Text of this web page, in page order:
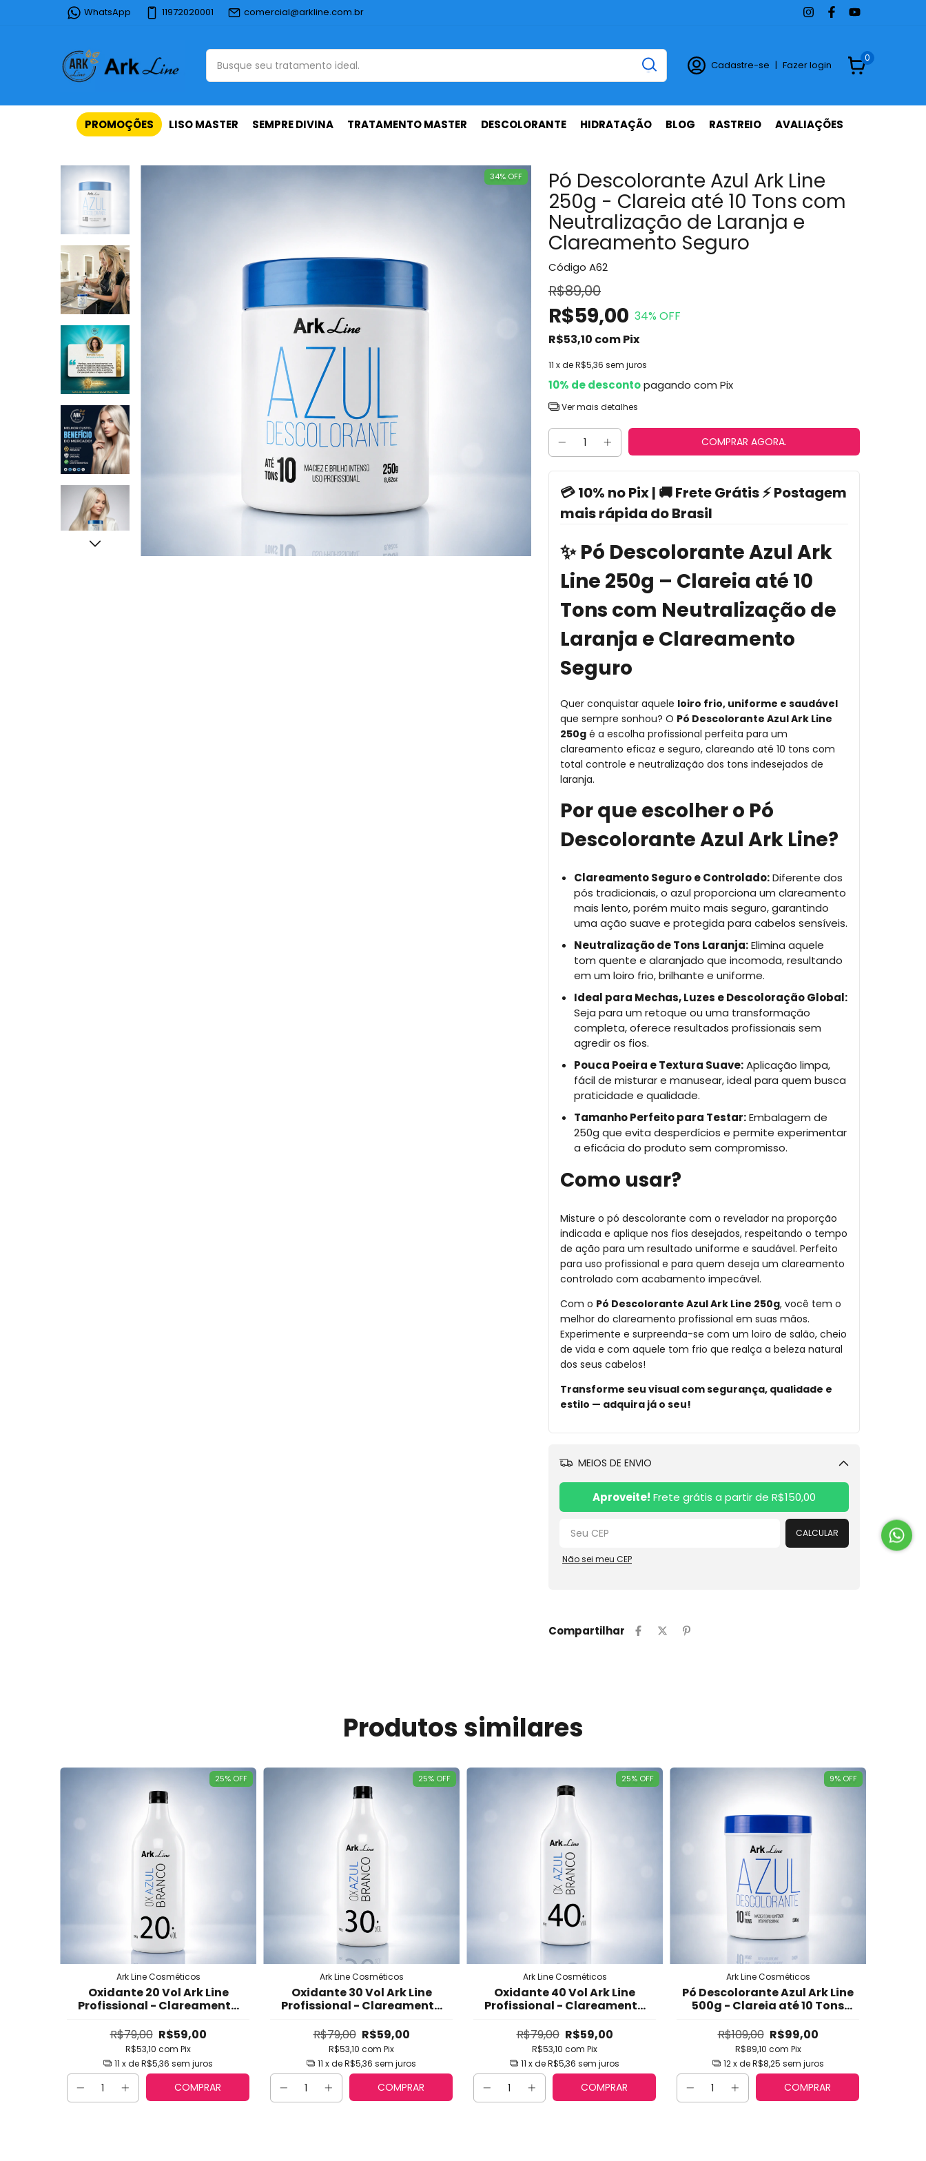
WhatsApp 11972020001 comercial@arkline.com.br
Cadastre-se | Fazer login
0
PROMOÇÕES LISO MASTER SEMPRE DIVINA TRATAMENTO MASTER DESCOLORANTE HIDRATAÇÃO BLOG RASTREIO AVALIAÇÕES
34% OFF Pó Descolorante Azul Ark Line
250g - Clareia até 10 Tons com
Neutralização de Laranja e
Clareamento Seguro
Código A62
R$89,00
R$59,00 34% OFF
R$53,10 comPix
11 x deR$5,36 sem juros
10% de descontopagando com Pix
Ver mais detalhes
💳 10% no Pix | 🚚 Frete Grátis ⚡ Postagem
mais rápida do Brasil
✨ Pó Descolorante Azul Ark
Line 250g – Clareia até 10
Tons com Neutralização de
Laranja e Clareamento
Seguro
Quer conquistar aquele loiro frio, uniforme e saudável
que sempre sonhou? O Pó Descolorante Azul Ark Line
250g é a escolha profissional perfeita para um
clareamento eficaz e seguro, clareando até 10 tons com
total controle e neutralização dos tons indesejados de
laranja.
Por que escolher o Pó
Descolorante Azul Ark Line?
Clareamento Seguro e Controlado:Diferente dos
pós tradicionais, o azul proporciona um clareamento
mais lento, porém muito mais seguro, garantindo
uma ação suave e protegida para cabelos sensíveis.
Neutralização de Tons Laranja:Elimina aquele
tom quente e alaranjado que incomoda, resultando
em um loiro frio, brilhante e uniforme.
Ideal para Mechas, Luzes e Descoloração Global:
Seja para um retoque ou uma transformação
completa, oferece resultados profissionais sem
agredir os fios.
Pouca Poeira e Textura Suave:Aplicação limpa,
fácil de misturar e manusear, ideal para quem busca
praticidade e qualidade.
Tamanho Perfeito para Testar:Embalagem de
250g que evita desperdícios e permite experimentar
a eficácia do produto sem compromisso.
Como usar?
Misture o pó descolorante com o revelador na proporção
indicada e aplique nos fios desejados, respeitando o tempo
de ação para um resultado uniforme e saudável. Perfeito
para uso profissional e para quem deseja um clareamento
controlado com acabamento impecável.
Com o Pó Descolorante Azul Ark Line 250g, você tem o
melhor do clareamento profissional em suas mãos.
Experimente e surpreenda-se com um loiro de salão, cheio
de vida e com aquele tom frio que realça a beleza natural
dos seus cabelos!
Transforme seu visual com segurança, qualidade e
estilo — adquira já o seu!
MEIOS DE ENVIO
Aproveite! Frete grátis a partir de R$150,00
CALCULAR
Não sei meu CEP
Compartilhar
Produtos similares
25% OFF
Ark Line Cosméticos
Oxidante 20 Vol Ark Line
Profissional - Clareamento
Cremosa Estabilizada
R$79,00 R$59,00
R$53,10 com Pix
11 x deR$5,36 sem juros
COMPRAR
25% OFF
Ark Line Cosméticos
Oxidante 30 Vol Ark Line
Profissional - Clareamento
Cremosa Estabilizada
R$79,00 R$59,00
R$53,10 com Pix
11 x deR$5,36 sem juros
COMPRAR
25% OFF
Ark Line Cosméticos
Oxidante 40 Vol Ark Line
Profissional - Clareamento
Cremosa Estabilizada
R$79,00 R$59,00
R$53,10 com Pix
11 x deR$5,36 sem juros
COMPRAR
9% OFF
Ark Line Cosméticos
Pó Descolorante Azul Ark Line
500g - Clareia até 10 Tons
Laranja e Clareamento
Seguro
R$109,00 R$99,00
R$89,10 com Pix
12 x deR$8,25 sem juros
COMPRAR